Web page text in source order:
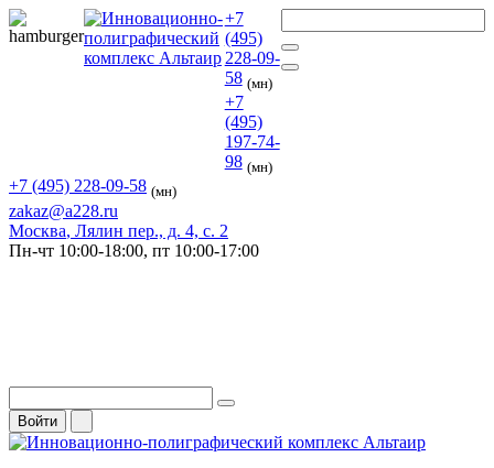
+7
(495)
228-09-
58 (мн)
+7
(495)
197-74-
98 (мн)
+7 (495) 228-09-58 (мн)
zakaz@a228.ru
Москва, Лялин пер., д. 4, с. 2
Пн-чт 10:00-18:00, пт 10:00-17:00
Войти